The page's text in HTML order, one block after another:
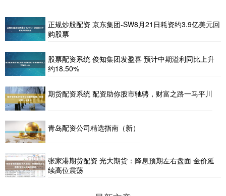
正规炒股配资 京东集团-SW8月21日耗资约3.9亿美元回
购股票
股票配资系统 俊知集团发盈喜 预计中期溢利同比上升
约18.50%
期货配资系统 配资助你股市驰骋，财富之路一马平川
青岛配资公司精选指南（新）
张家港期货配资 光大期货：降息预期左右盘面 金价延
续高位震荡